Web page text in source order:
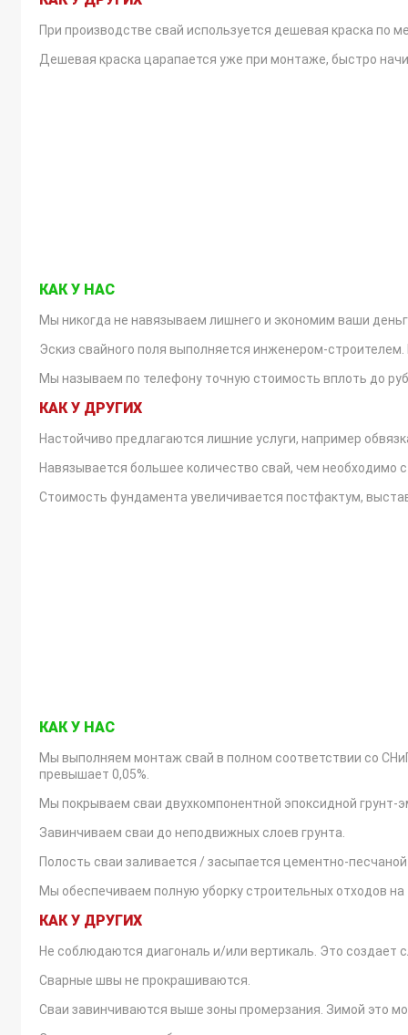
При производстве свай используется дешевая краска по
Дешевая краска царапается уже при монтаже, быстро
КАК У НАС
Мы никогда не навязываем лишнего и экономим ваши
Эскиз свайного поля выполняется инженером-
Мы называем по телефону точную стоимость вплоть до
КАК У ДРУГИХ
Настойчиво предлагаются лишние услуги, например
Навязывается большее количество свай, чем необходимо с
Стоимость фундамента увеличивается постфактум,
КАК У НАС
Мы выполняем монтаж свай в полном соответствии со
превышает 0,05%.
Мы покрываем сваи двухкомпонентной эпоксидной грунт-
Завинчиваем сваи до неподвижных слоев грунта.
Полость сваи заливается / засыпается цементно-
Мы обеспечиваем полную уборку строительных отходов
КАК У ДРУГИХ
Не соблюдаются диагональ и/или вертикаль. Это
Сварные швы не прокрашиваются.
Сваи завинчиваются выше зоны промерзания. Зимой это